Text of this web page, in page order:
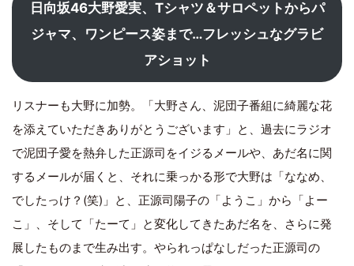
日向坂46大野愛実、Tシャツ＆サロペットからパ
ジャマ、ワンピース姿まで…フレッシュなグラビ
アショット
リスナーも大野に加勢。「大野さん、泥団子番組に綺麗な花
を添えていただきありがとうございます」と、過去にラジオ
で泥団子愛を熱弁した正源司をイジるメールや、あだ名に関
するメールが届くと、それに乗っかる形で大野は「ななめ、
でしたっけ？(笑)」と、正源司陽子の「ようこ」から「よー
こ」、そして「たーて」と変化してきたあだ名を、さらに発
展したものまで生み出す。やられっぱなしだった正源司の